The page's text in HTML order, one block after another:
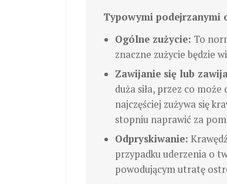
Typowymi podejrzanymi
Ogólne zużycie: To
znaczne zużycie będzie
Zawijanie się lub
duża siła, przez co
najczęściej zużywa się
stopniu naprawić za
Odpryskiwanie:
przypadku uderzenia o
powodującym utratę